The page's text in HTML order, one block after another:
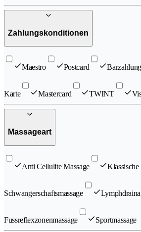
Zahlungskonditionen
Maestro Postcard Barzahlung
Karte Mastercard TWINT
Massageart
Anti Cellulite Massage Klassische
Schwangerschaftsmassage
Fussreflexzonenmassage Sportmassage